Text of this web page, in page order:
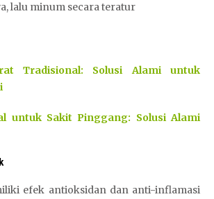
lalu minum secara teratur
Tradisional: Solusi Alami untuk
untuk Sakit Pinggang: Solusi Alami
efek antioksidan dan anti-inflamasi